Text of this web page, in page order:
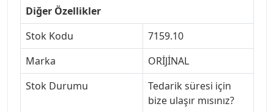
Diğer Özellikler
Stok Kodu
7159.10
Marka
ORİJİNAL
Stok Durumu
Tedarik süresi için
bize ulaşır mısınız?